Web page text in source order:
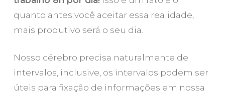
quanto antes você aceitar essa realidade,
mais produtivo será o seu dia.
Nosso cérebro precisa naturalmente de
intervalos, inclusive, os intervalos podem ser
úteis para fixação de informações em nossa